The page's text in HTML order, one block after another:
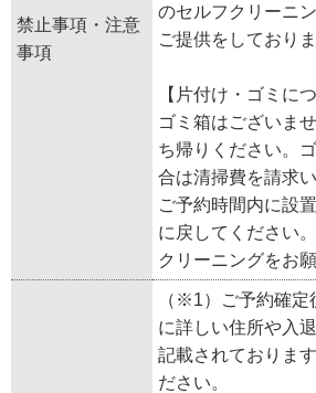
禁止事項・注意
事項
のセルフクリーニ
ご提供をしておりま
【片付け・ゴミに
ゴミ箱はございま
ち帰りください。
合は清掃費を請求い
ご予約時間内に設
に戻してください
クリーニングをお
（※1）ご予約確
に詳しい住所や入
記載されておりま
ださい。